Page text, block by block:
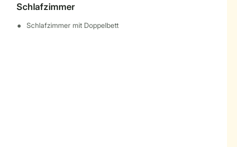
Schlafzimmer
Schlafzimmer mit Doppelbett